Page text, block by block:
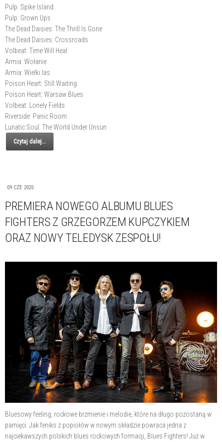
Pulp: Spike Island
Pulp: Grown Ups
The Dead Daisies: The Thrill Is Gone
The Dead Daisies: Crossroads
Volbeat: Time Will Heal
Armia: Wołanie
Armia: Wielki las
Poison Heart: Still Waiting
Poison Heart: Warsaw Blues
Volbeat: Lonely Fields
Riverside: Panic Room
Lunatic Soul: The World Under Unsun
Czytaj dalej...
09 CZE 2025
PREMIERA NOWEGO ALBUMU BLUES
FIGHTERS Z GRZEGORZEM KUPCZYKIEM
ORAZ NOWY TELEDYSK ZESPOŁU!
Bluesowy feeling, rockowe brzmienie i melodie, które na długo pozostaną w
pamięci. Jak feniks z popiołów w nowym składzie powraca jedna z
najciekawszych polskich blues rockowych formacji, Blues Fighters! Już w